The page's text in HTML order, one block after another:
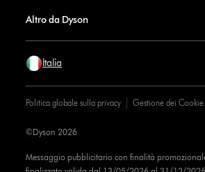
Altro da Dyson
Italia
Politica globale sulla privacy Gestione dei Cookie
Messaggio pubblicitario con finalità
©Dyson 2026